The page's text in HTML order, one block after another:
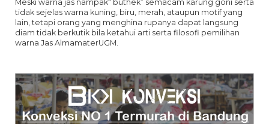
Meski warna jas nampak“ buthek” semacam karung goni serta
tidak sejelas warna kuning, biru, merah, ataupun motif yang
lain, tetapi orang yang menghina rupanya dapat langsung
diam tidak berkutik bila ketahui arti serta filosofi pemilihan
warna Jas AlmamaterUGM.